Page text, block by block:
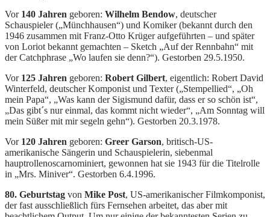
Vor 140 Jahren geboren: Wilhelm Bendow, deutscher
Schauspieler („Münchhausen“) und Komiker (bekannt durch den
1946 zusammen mit Franz-Otto Krüger aufgeführten – und später
von Loriot bekannt gemachten – Sketch „Auf der Rennbahn“ mit
der Catchphrase „Wo laufen sie denn?“). Gestorben 29.5.1950.
Vor 125 Jahren geboren: Robert Gilbert, eigentlich: Robert David
Winterfeld, deutscher Komponist und Texter („Stempellied“, „Oh
mein Papa“, „Was kann der Sigismund dafür, dass er so schön ist“,
„Das gibt´s nur einmal, das kommt nicht wieder“, „Am Sonntag will
mein Süßer mit mir segeln gehn“). Gestorben 20.3.1978.
Vor 120 Jahren geboren: Greer Garson, britisch-US-
amerikanische Sängerin und Schauspielerin, siebenmal
hauptrollenoscarnominiert, gewonnen hat sie 1943 für die Titelrolle
in „Mrs. Miniver“. Gestorben 6.4.1996.
80. Geburtstag von Mike Post, US-amerikanischer Filmkomponist,
der fast ausschließlich fürs Fernsehen arbeitet, das aber mit